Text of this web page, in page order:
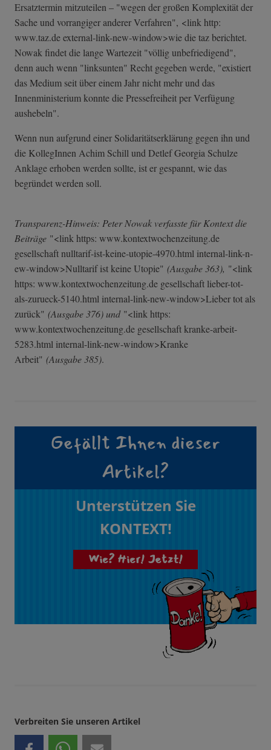
Ersatztermin mitzuteilen – "wegen der großen Komplexität der
Sache und vorrangiger anderer Verfahren", <link http:
www.taz.de external-link-new-window>wie die taz berichtet.
Nowak findet die lange Wartezeit "völlig unbefriedigend",
denn auch wenn "linksunten" Recht gegeben werde, "existiert
das Medium seit über einem Jahr nicht mehr und das
Innenministerium konnte die Pressefreiheit per Verfügung
aushebeln".
Wenn nun aufgrund einer Solidaritätserklärung gegen ihn und
die KollegInnen Achim Schill und Detlef Georgia Schulze
Anklage erhoben werden sollte, ist er gespannt, wie das
begründet werden soll.
Transparenz-Hinweis: Peter Nowak verfasste für Kontext die
Beiträge "<link https: www.kontextwochenzeitung.de
gesellschaft nulltarif-ist-k­eine-utopie-497­0.html internal-link-n­
ew-window>Nullt­arif ist keine Utopie" (Ausgabe 363), "<link
https: www.kontextwochenzeitung.de gesellschaft lieber-tot-
als-­zurueck-5140.ht­ml internal-link-n­ew-window>Liebe­r tot als
zurück" (Ausgabe 376) und"<link https:
www.kontextwochenzeitung.de gesellschaft kranke-arbeit-
5283.html internal-link-n­ew-window>Krank­e
Arbeit" (Ausgabe 385).
Gefällt Ihnen dieser
Artikel?
Unterstützen Sie
KONTEXT!
Wie? Hier! Jetzt!
Verbreiten Sie unseren Artikel